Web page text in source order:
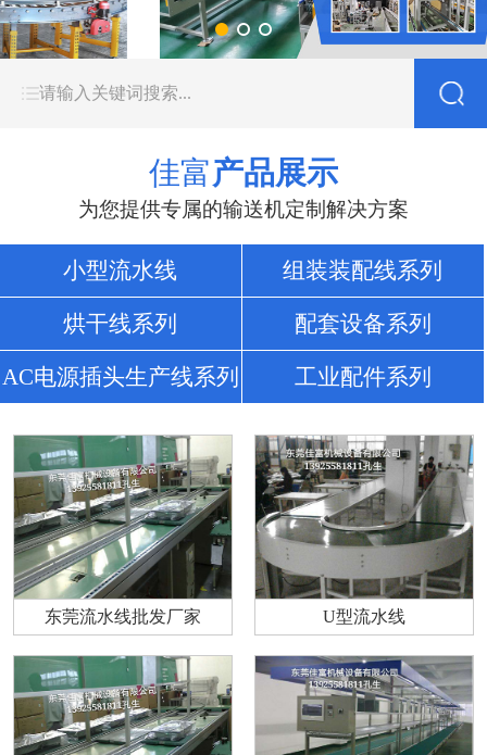
佳富产品展示
为您提供专属的输送机定制解决方案
小型流水线 组装装配线系列
烘干线系列 配套设备系列
AC电源插头生产线系列 工业配件系列
东莞流水线批发厂家 U型流水线